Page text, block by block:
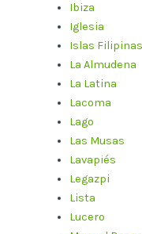
Ibiza
Iglesia
Islas Filipinas
La Almudena
La Latina
Lacoma
Lago
Las Musas
Lavapiés
Legazpi
Lista
Lucero